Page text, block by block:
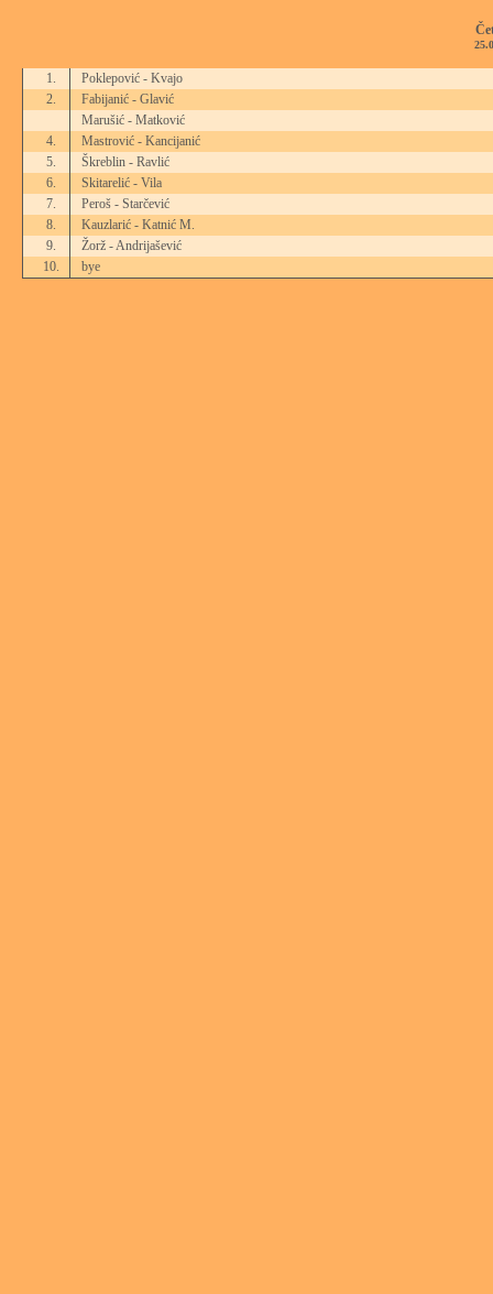
1.
Poklepović - Kvajo
2.
Fabijanić - Glavić
Marušić - Matković
4.
Mastrović - Kancijanić
5.
Škreblin - Ravlić
6.
Skitarelić - Vila
7.
Peroš - Starčević
8.
Kauzlarić - Katnić M.
9.
Žorž - Andrijašević
10.
bye